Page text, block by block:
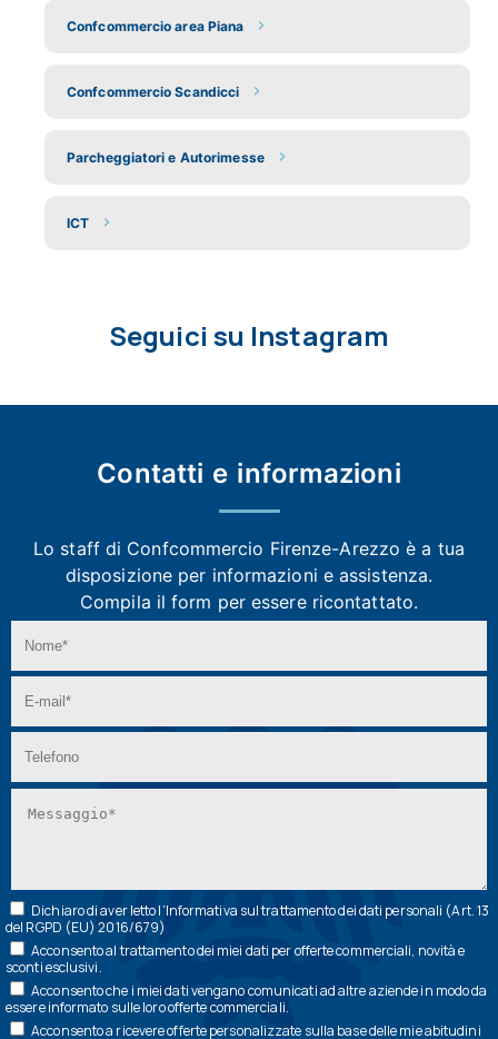
Confcommercio area Piana
Confcommercio Scandicci
Parcheggiatori e Autorimesse
ICT
Seguici su Instagram
Contatti e informazioni
Lo staff di Confcommercio Firenze-Arezzoè a tua
disposizione per informazioni e assistenza.
Compila il form per essere ricontattato.
Dichiaro di aver letto l’Informativa sul trattamento dei dati personali (Art. 13
del RGPD (EU) 2016/679)
Acconsento al trattamento dei miei dati per offerte commerciali, novità e
sconti esclusivi.
Acconsento che i miei dati vengano comunicati ad altre aziende in modo da
essere informato sulle loro offerte commerciali.
Acconsento a ricevere offerte personalizzate sulla base delle mie abitudini